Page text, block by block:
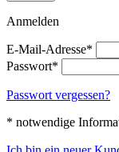
Anmelden
E-Mail-Adresse*
Passwort*
Passwort vergessen?
* notwendige